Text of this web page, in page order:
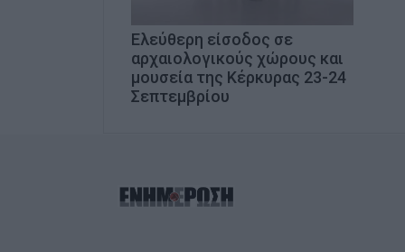
Ελεύθερη είσοδος σε
αρχαιολογικούς χώρους και
μουσεία της Κέρκυρας 23-24
Σεπτεμβρίου